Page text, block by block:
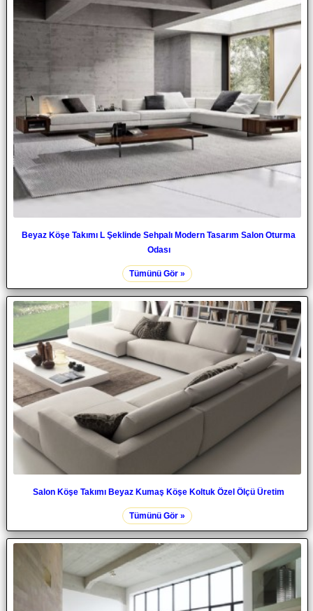
Beyaz Köşe Takımı L Şeklinde Sehpalı Modern Tasarım Salon Oturma
Odası
Tümünü Gör »
Salon Köşe Takımı Beyaz Kumaş Köşe Koltuk Özel Ölçü Üretim
Tümünü Gör »